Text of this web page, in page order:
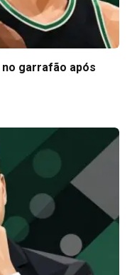
garrafão após